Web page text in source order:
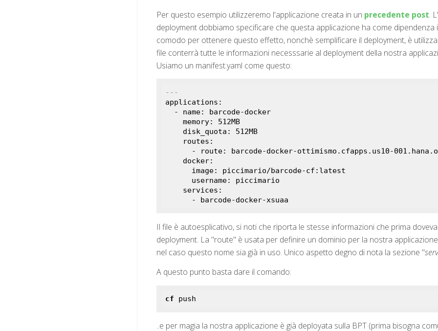
Per questo esempio utilizzeremo l'applicazione creata in un precedente post.
deployment dobbiamo specificare che questa applicazione ha come dipendenza
comodo per ottenere questo effetto, nonchè semplificare il deployment, è
file conterrà tutte le informazioni necesssarie al deployment della nostra
Usiamo un manifest.yaml come questo:
---
applications:
      - barcode-docker-xsuaa
Il file è autoesplicativo, si noti che riporta le stesse informazioni che prima
deployment. La "route" è usata per definire un dominio per la nostra
nel caso questo nome sia già in uso. Unico aspetto degno di nota la sezione "
A questo punto basta dare il comando:
cf push
..e per magia la nostra applicazione è già deployata sulla BPT (prima bisogna